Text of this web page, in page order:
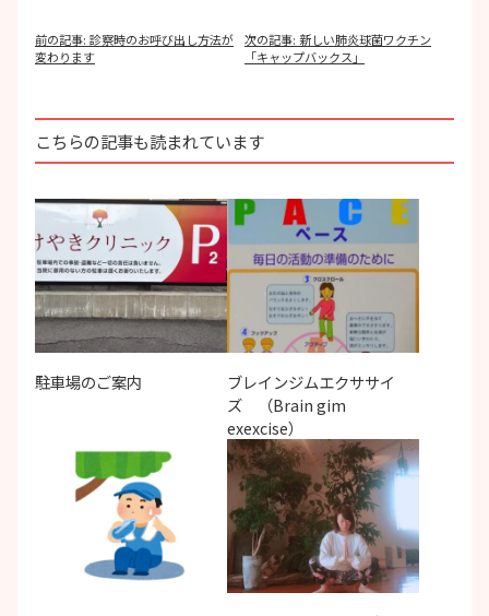
投
稿
ー
シ
ョ
前の記事: 診察時のお呼び出し方法が
変わります
次の記事: 新しい肺炎球菌ワクチン
「キャップバックス」
こちらの記事も読まれています
駐車場のご案内
ブレインジムエクササイ
ズ （Brain gim
exexcise）